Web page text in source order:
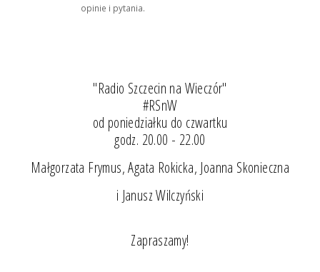
opinie i pytania.
"Radio Szczecin na Wieczór"
#RSnW
od poniedziałku do czwartku
godz. 20.00 - 22.00
Małgorzata Frymus, Agata Rokicka, Joanna Skonieczna
i Janusz Wilczyński
Zapraszamy!